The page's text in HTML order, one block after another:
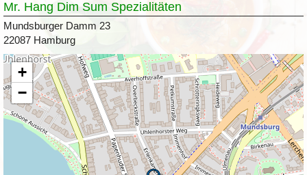
Mr. Hang Dim Sum Spezialitäten
Mundsburger Damm 23
22087 Hamburg
+
−